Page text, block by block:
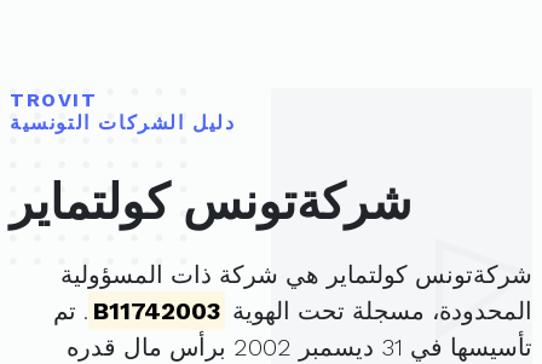
TROVIT
دليل الشركات التونسية
شركةتونس كولتماير
شركةتونس كولتماير هي شركة ذات المسؤولية
المحدودة، مسجلة تحت الهوية B11742003 . تم
تأسيسها في 31 ديسمبر 2002 برأس مال قدره